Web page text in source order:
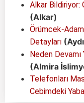
Alkar Bildiriyor:
(Alkar)
Örümcek-
Detayları
Neden
(Almira
Telefonları
Cebimdeki